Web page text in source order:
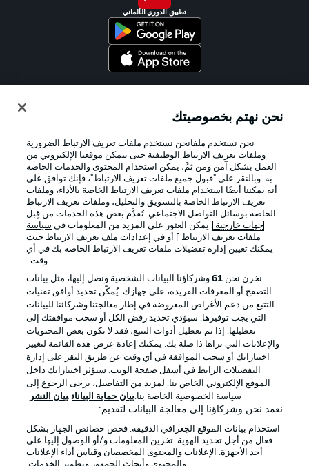
تطبيق الدوري الألماني
الإعلانات الإخطارات القانونية
شروط الاستخدام الوظائف
جهة النشر تواصل معنا
اللاعبون
نحن نهتم بخصوصيتك
نحن نستخدم ملفانحن نستخدم ملفات تعريف الارتباط الضرورية
وملفات تعريف الارتباط الوظيفية حتى يتمكن موقعنا الإلكتروني من
العمل بشكل آمن ومن ثمَّ، يمكن استخدام المحتوى والخدمات الخاصة
به. وبالنقر على "قبول جميع ملفات تعريف الارتباط"، فإنك توافق على
أنه يمكننا أيضًا استخدام ملفات تعريف الارتباط الخاصة بالأداء، وملفات
تعريف الارتباط الخاصة بالتسويق والتحليل، وملفات تعريف الارتباط
الخاصة بوسائل التواصل الاجتماعي. تُقدَّم بعض هذه الخدمات من قِبل
جهات خارجية . يمكن العثور على المزيد من المعلومات في سياسة
ملفات تعريف الارتباط
] أو في إعدادات ملف تعريف الارتباط حيث
يمكنك تعيين إدارة تفضيلات ملفات تعريف الارتباط الخاصة بك في أي
وقت..
نخزن نحن 61وشركاؤنا البيانات الشخصية ونصل إليها، مثل بيانات
التصفح أو المعرفات الفريدة، على جهازك. يُمكّن تحديد أوافق تقنيات
التتبع من دعم الأغراض المعروضة في إطار معالجتنا وشركائنا للبيانات
التي يجب توفيرها. سيؤدي تحديد رفض الكل أو سحب موافقتك إلى
تعطيلها. إذا تم تعطيل أدوات التتبع، فقد لا تكون بعض المحتويات
والإعلانات التي تراها ذا صلة بك. يمكنك إعادة عرض هذه القائمة لتغيير
اختياراتك أو سحب الموافقة في أي وقت عن طريق النقر على إدارة
التفضيلات الرابط في أسفل صفحة الويب. ستؤثر اختياراتك داخل
الموقع الإلكتروني الخاص بنا. لمزيد من التفاصيل، يرجى الرجوع إلى
سياسة الخصوصية الخاصة بنا.بيان حماية البيانات بيان النشر
نعمد نحن وشركاؤنا إلى معالجة البيانات لتقديم:
استخدام بيانات الموقع الجغرافي الدقيقة. فحص خصائص الجهاز بشكل
فعال من أجل تحديد الهوية. تخزين المعلومات و/أو الوصول إليها على
أحد الأجهزة. الإعلانات والمحتوى المخصصان وقياس أداء الإعلانات